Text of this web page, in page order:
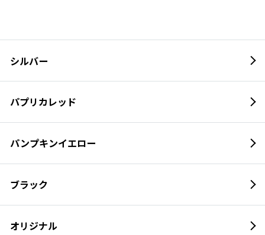
シルバー
パプリカレッド
パンプキンイエロー
ブラック
オリジナル